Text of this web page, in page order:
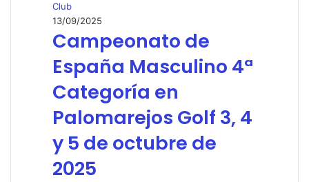
Club
13/09/2025
Campeonato de
España Masculino 4ª
Categoría en
Palomarejos Golf 3, 4
y 5 de octubre de
2025